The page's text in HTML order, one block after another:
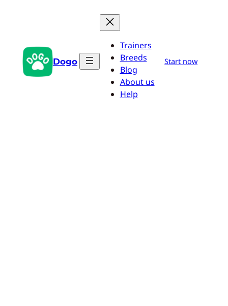
conteúdo Dogo
Trainers
Breeds
Blog
About us
Help
Start now